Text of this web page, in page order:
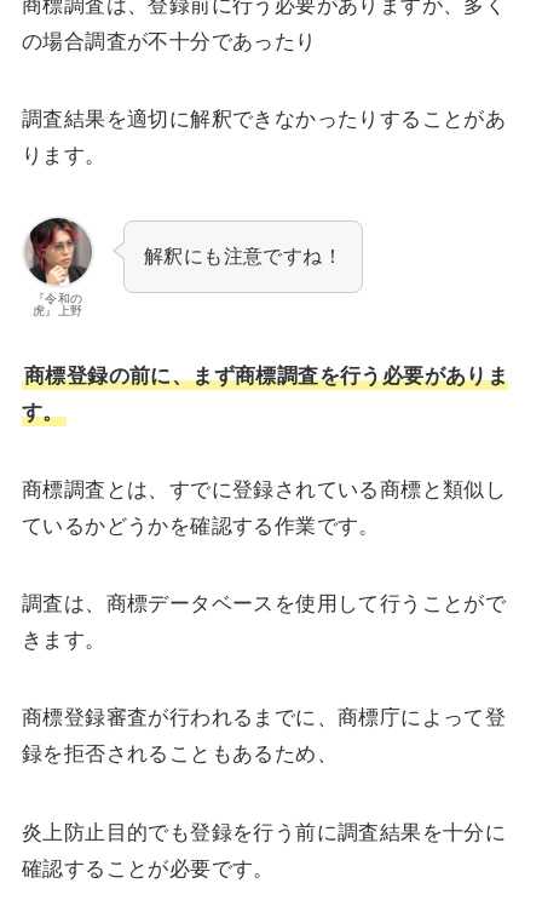
商標調査は、登録前に行う必要がありますが、多く
の場合調査が不十分であったり
調査結果を適切に解釈できなかったりすることがあ
ります。
『令和の
虎』上野
解釈にも注意ですね！
商標登録の前に、まず商標調査を行う必要がありま
す。
商標調査とは、すでに登録されている商標と類似し
ているかどうかを確認する作業です。
調査は、商標データベースを使用して行うことがで
きます。
商標登録審査が行われるまでに、商標庁によって登
録を拒否されることもあるため、
炎上防止目的でも登録を行う前に調査結果を十分に
確認することが必要です。